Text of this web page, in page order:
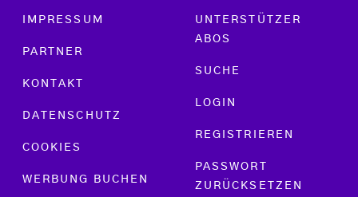
Footer menu
IMPRESSUM
PARTNER
KONTAKT
DATENSCHUTZ
COOKIES
WERBUNG BUCHEN
UNTERSTÜTZER
ABOS
SUCHE
LOGIN
REGISTRIEREN
PASSWORT
ZURÜCKSETZEN